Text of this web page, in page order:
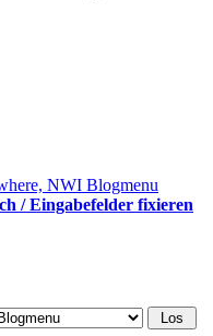
NWI Blogmenu
/ Eingabefelder fixieren